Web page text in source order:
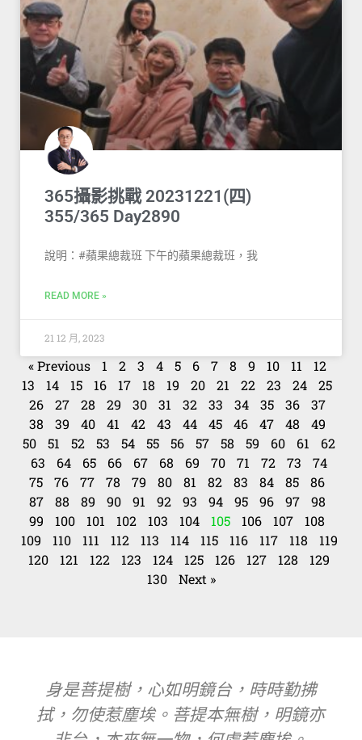
365攝影挑戰 20231221(四)
355/365 Day2890
說明：#蘋果總裁班 下午的蘋果總裁班，我
READ MORE »
21 12 月, 2023
« Previous 1 2 3 4 5 6 7 8 9 10 11
12
13
14 15 16 17 18 19 20 21 22 23 24
25
26
27 28 29 30 31 32 33 34 35 36
37
38
39 40 41 42 43 44 45 46 47 48
49
50
51 52 53 54 55 56 57 58 59 60 61
62
63
64 65 66 67 68 69 70 71 72 73
74
75
76 77 78 79 80 81 82 83 84 85
86
87
88 89 90 91 92 93 94 95 96 97
98
99
100 101 102 103 104 105 106 107
108
109
110 111 112 113 114 115 116 117 118
119
120
121 122 123 124 125 126 127 128
129
130
Next »
身是菩提樹，心如明鏡台，時時勤拂
拭，勿使惹塵埃。菩提本無樹，明鏡亦